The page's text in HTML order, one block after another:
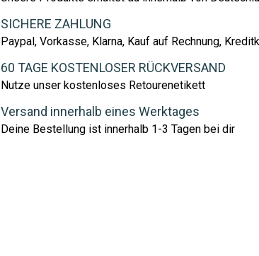
SICHERE ZAHLUNG
Paypal, Vorkasse, Klarna, Kauf auf Rechnung,
60 TAGE KOSTENLOSER RÜCKVERSAND
Nutze unser kostenloses Retourenetikett
Versand innerhalb eines Werktages
Deine Bestellung ist innerhalb 1-3 Tagen bei dir